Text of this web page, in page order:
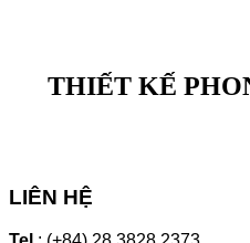
THIẾT KẾ
LIÊN HỆ